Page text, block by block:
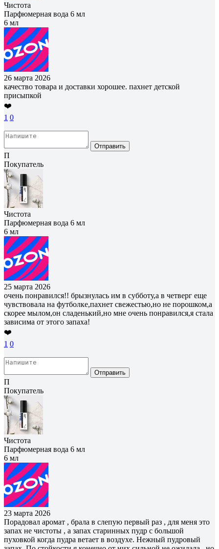
Чистота
Парфюмерная вода 6 мл
6 мл
26 марта 2026
качество товара и доставки хорошее. пахнет детской
присыпкой
❤️
1 0
Отправить
П
Покупатель
Чистота
Парфюмерная вода 6 мл
6 мл
25 марта 2026
очень понравился!! брызнулась им в субботу,а в четверг еще
чувствовала на футболке,пахнет свежестью,но не порошком,а
скорее мылом,он сладенький,но мне очень понравился,я стала
зависима от этого запаха!
❤️
1 0
Отправить
П
Покупатель
Чистота
Парфюмерная вода 6 мл
6 мл
23 марта 2026
Порадовал аромат , брала в слепую первый раз , для меня это
запах не чистоты , а запах старинных пудр с большой
пуховкой когда пудра ветает в воздухе. Нежный пудровый